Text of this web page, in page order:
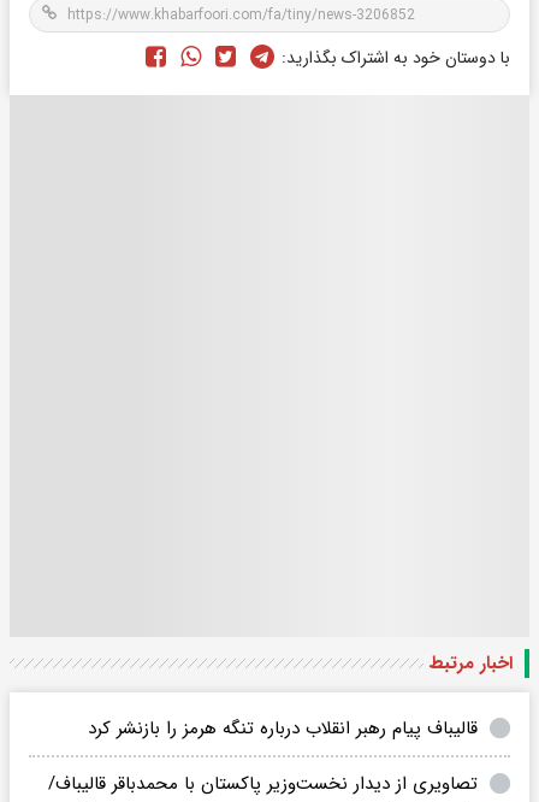
با دوستان خود به اشتراک بگذارید:
اخبار مرتبط
قالیباف پیام رهبر انقلاب درباره تنگه هرمز را بازنشر کرد
تصاویری از دیدار نخست‌وزیر پاکستان با محمدباقر قالیباف/